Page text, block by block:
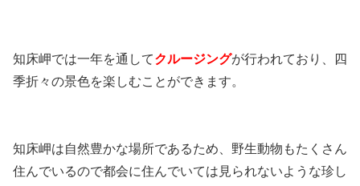
知床岬では一年を通してクルージングが行われており、四
季折々の景色を楽しむことができます。
知床岬は自然豊かな場所であるため、野生動物もたくさん
住んでいるので都会に住んでいては見られないような珍し